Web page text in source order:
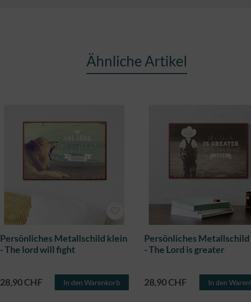
Ähnliche Artikel
Persönliches Metallschild klein
- The lord will fight
28,90 CHF In den Warenkorb
Persönliches
- The Lord is greater
28,90 CHF In den